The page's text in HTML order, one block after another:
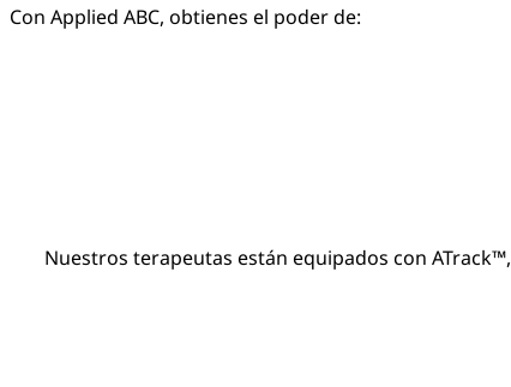
Con Applied ABC, obtienes el poder de:
Nuestros terapeutas están equipados con